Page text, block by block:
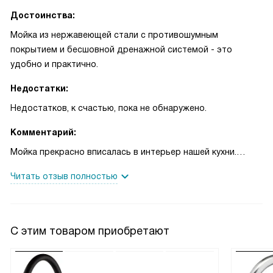
Достоинства:
Мойка из нержавеющей стали с противошумным
покрытием и бесшовной дренажной системой - это
удобно и практично.
Недостатки:
Недостатков, к счастью, пока не обнаружено.
Комментарий:
Мойка прекрасно вписалась в интерьер нашей кухни.
противошумного покрытия - теперь звук воды не такой
затопления кухни.
Мне нравится, что в комплекте идет набор для монтажа -
это упрощает установку мойки. Кроме того, мойка
Читать отзыв полностью
С этим товаром приобретают